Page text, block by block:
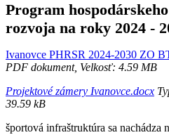
Program
rozvoja na roky 2024 -
Ivanovce PHRSR 2024-2030 ZO
PDF dokument, Velkosť: 4.59 MB
Projektové zámery Ivanovce.docx
39.59 kB
športová infraštruktúra sa nachádza